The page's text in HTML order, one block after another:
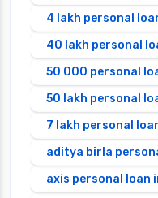
4 lakh personal
40 lakh personal
50 000 personal
50 lakh personal
7 lakh personal
aditya birla
axis personal loan